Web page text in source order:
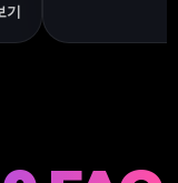
|
기
Seedance
도하다